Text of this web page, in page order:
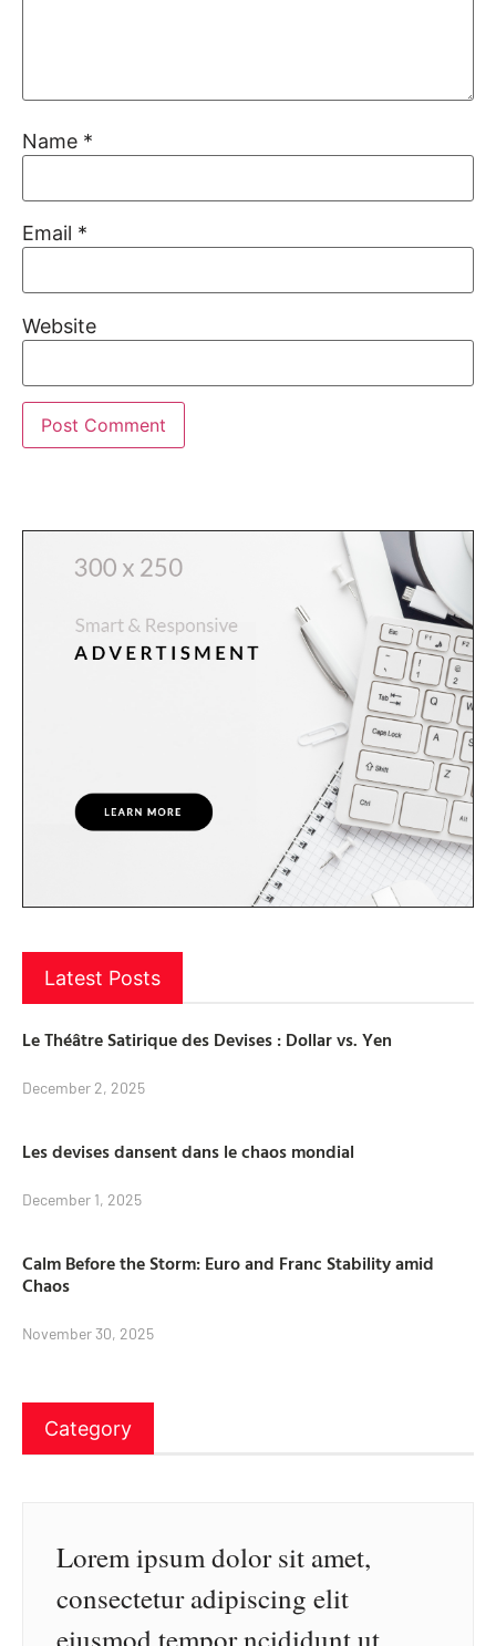
Name *
Email *
Website
Latest Posts
Le Théâtre Satirique des Devises : Dollar vs. Yen
December 2, 2025
Les devises dansent dans le chaos mondial
December 1, 2025
Calm Before the Storm: Euro and Franc Stability amid
Chaos
November 30, 2025
Category
Lorem ipsum dolor sit amet,
consectetur adipiscing elit
eiusmod tempor ncididunt ut